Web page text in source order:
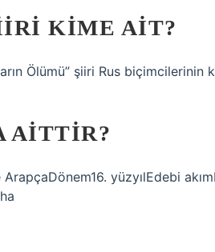
KIME AIT?
Ölümü” şiiri Rus
AITTIR?